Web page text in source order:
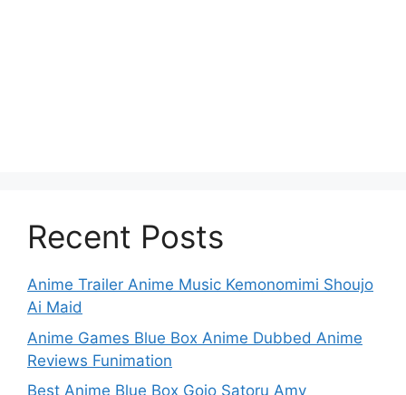
Recent Posts
Anime Trailer Anime Music Kemonomimi Shoujo
Ai Maid
Anime Games Blue Box Anime Dubbed Anime
Reviews Funimation
Best Anime Blue Box Gojo Satoru Amv